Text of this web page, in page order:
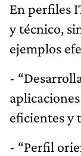
En perfiles
y técnico,
ejemplos
-
eficientes y
- “Perfil